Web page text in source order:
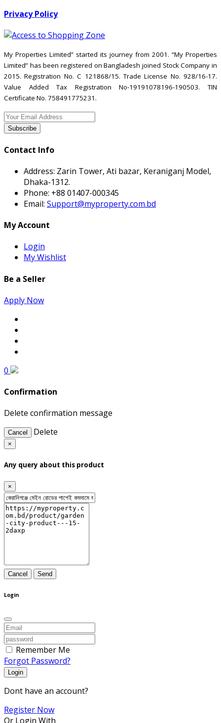
Privacy Policy
My Properties Limited” started its journey from 2001. “My Properties
Limited” has been registered on Bangladesh joined Stock Company in
2015. Registration No. C 121868/15. Trade License No. 928/16-17.
Value Added Tax Registration No-19191078196-190503. TIN
Certificate No. 758491775231.
Subscribe
Contact Info
Address: Zarin Tower, Ati bazar, Keraniganj Model,
Dhaka-1312.
Phone: +88 01407-000345
Email: Support@myproperty.com.bd
My Account
Login
My Wishlist
Be a Seller
Apply Now
0
Confirmation
Delete confirmation message
Cancel Delete
×
Any query about this product
×
Cancel Send
Login
Remember Me
Forgot Password?
Login
Dont have an account?
Register Now
Or Login With